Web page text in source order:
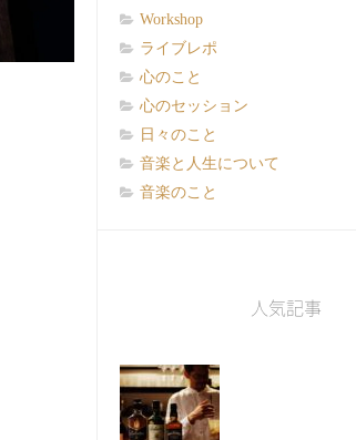
Workshop
ライブレポ
心のこと
心のセッション
日々のこと
音楽と人生について
音楽のこと
人気記事